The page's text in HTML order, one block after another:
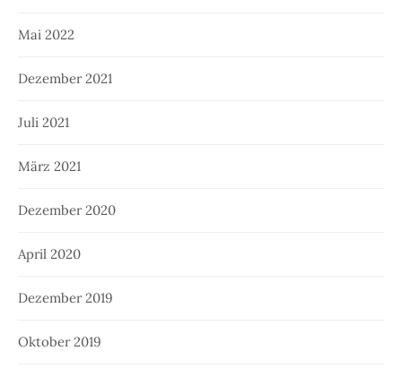
Mai 2022
Dezember 2021
Juli 2021
März 2021
Dezember 2020
April 2020
Dezember 2019
Oktober 2019